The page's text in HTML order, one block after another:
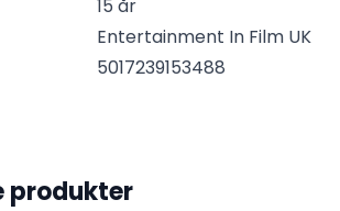
15 år
Entertainment In Film UK
5017239153488
produkter